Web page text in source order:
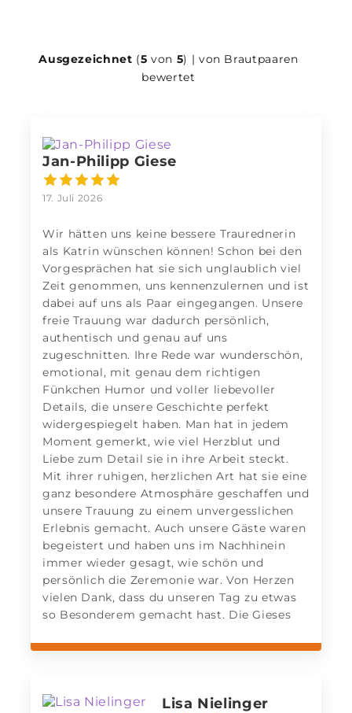
Ausgezeichnet (5 von 5) | von Brautpaaren
bewertet
Jan-Philipp Giese
17. Juli 2026
Wir hätten uns keine bessere Traurednerin
als Katrin wünschen können! Schon bei den
Vorgesprächen hat sie sich unglaublich viel
Zeit genommen, uns kennenzulernen und ist
dabei auf uns als Paar eingegangen. Unsere
freie Trauung war dadurch persönlich,
authentisch und genau auf uns
zugeschnitten. Ihre Rede war wunderschön,
emotional, mit genau dem richtigen
Fünkchen Humor und voller liebevoller
Details, die unsere Geschichte perfekt
widergespiegelt haben. Man hat in jedem
Moment gemerkt, wie viel Herzblut und
Liebe zum Detail sie in ihre Arbeit steckt.
Mit ihrer ruhigen, herzlichen Art hat sie eine
ganz besondere Atmosphäre geschaffen und
unsere Trauung zu einem unvergesslichen
Erlebnis gemacht. Auch unsere Gäste waren
begeistert und haben uns im Nachhinein
immer wieder gesagt, wie schön und
persönlich die Zeremonie war. Von Herzen
vielen Dank, dass du unseren Tag zu etwas
so Besonderem gemacht hast. Die Gieses
Lisa Nielinger